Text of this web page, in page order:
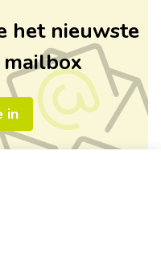
het nieuwste
in